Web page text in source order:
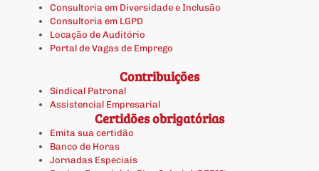
Consultoria em Diversidade e Inclusão
Consultoria em LGPD
Locação de Auditório
Portal de Vagas de Emprego
Contribuições
Sindical Patronal
Assistencial Empresarial
Certidões obrigatórias
Emita sua certidão
Banco de Horas
Jornadas Especiais